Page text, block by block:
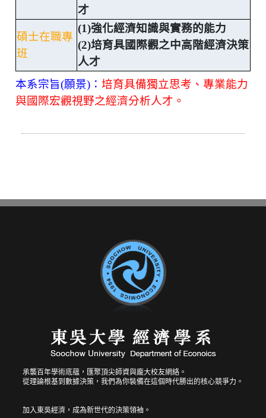
本系宗旨(願景)： 培育具備獨立思考、專業能力
與國際宏觀視野之經濟分析人才。
才
碩士在職專
班
(1)強化經濟知識與實務的能力
(2)培育具國際觀之中高階經濟決策
人才
承襲百年學術底蘊，匯聚頂尖師資與龐大校友網絡。
從理論根基到數據決策，我們為你裝備在這個時代勝出的核心競爭力。